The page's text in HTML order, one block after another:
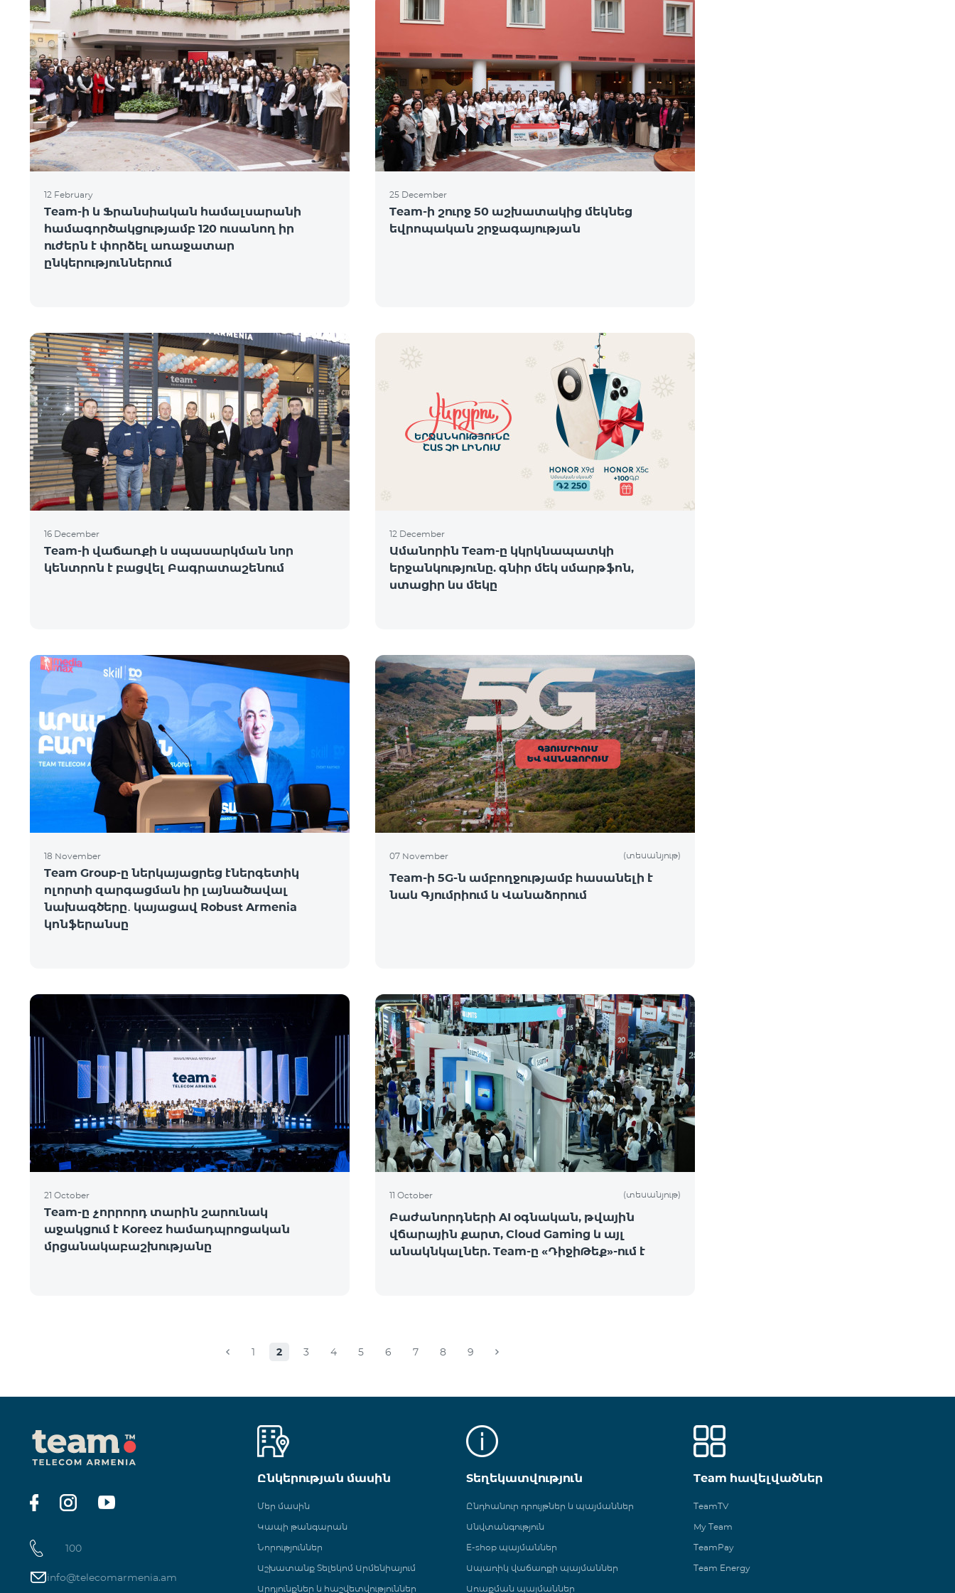
12 February
Team-ի և Ֆրանսիական համալսարանի
համագործակցությամբ 120 ուսանող իր
ուժերն է փորձել առաջատար
ընկերություններում
25 December
Team-ի շուրջ 50 աշխատակից մեկնեց
եվրոպական շրջագայության
16 December
Team-ի վաճառքի և սպասարկման նոր
կենտրոն է բացվել Բագրատաշենում
12 December
Ամանորին Team-ը կկրկնապատկի
երջանկությունը. գնիր մեկ սմարթֆոն,
ստացիր ևս մեկը
18 November
Team Group-ը ներկայացրեց էներգետիկ
ոլորտի զարգացման իր լայնածավալ
նախագծերը․ կայացավ Robust Armenia
կոնֆերանսը
07 November (տեսանյութ)
Team-ի 5G-ն ամբողջությամբ հասանելի է
նաև Գյումրիում և Վանաձորում
21 October
Team-ը չորրորդ տարին շարունակ
աջակցում է Koreez համադպրոցական
մրցանակաբաշխությանը
11 October (տեսանյութ)
Բաժանորդների AI օգնական, թվային
վճարային քարտ, Cloud Gaming և այլ
անակնկալներ. Team-ը «ԴիջիԹեք»-ում է
1 2 3 4 5 6 7 8 9
100
info@telecomarmenia.am
Ընկերության մասին
Մեր մասին
Կապի թանգարան
Նորություններ
Աշխատանք Տելեկոմ Արմենիայում
Արդյունքներ և հաշվետվություններ
Տեղեկատվություն
Ընդհանուր դրույթներ և պայմաններ
Անվտանգություն
E-shop պայմաններ
Ապառիկ վաճառքի պայմաններ
Առաքման պայմաններ
Team հավելվածներ
TeamTV
My Team
TeamPay
Team Energy